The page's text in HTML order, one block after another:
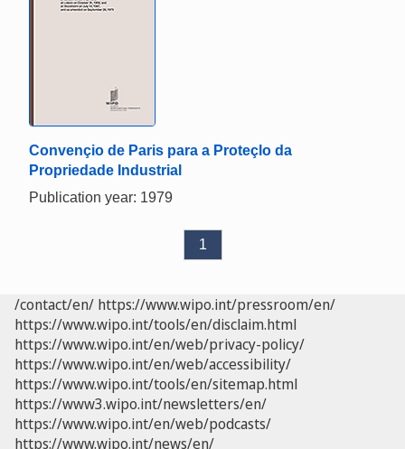
Convençio de Paris para a Proteçlo da
Propriedade Industrial
Publication year: 1979
1
/contact/en/ https://www.wipo.int/pressroom/en/
https://www.wipo.int/tools/en/disclaim.html
https://www.wipo.int/en/web/privacy-policy/
https://www.wipo.int/en/web/accessibility/
https://www.wipo.int/tools/en/sitemap.html
https://www3.wipo.int/newsletters/en/
https://www.wipo.int/en/web/podcasts/
https://www.wipo.int/news/en/